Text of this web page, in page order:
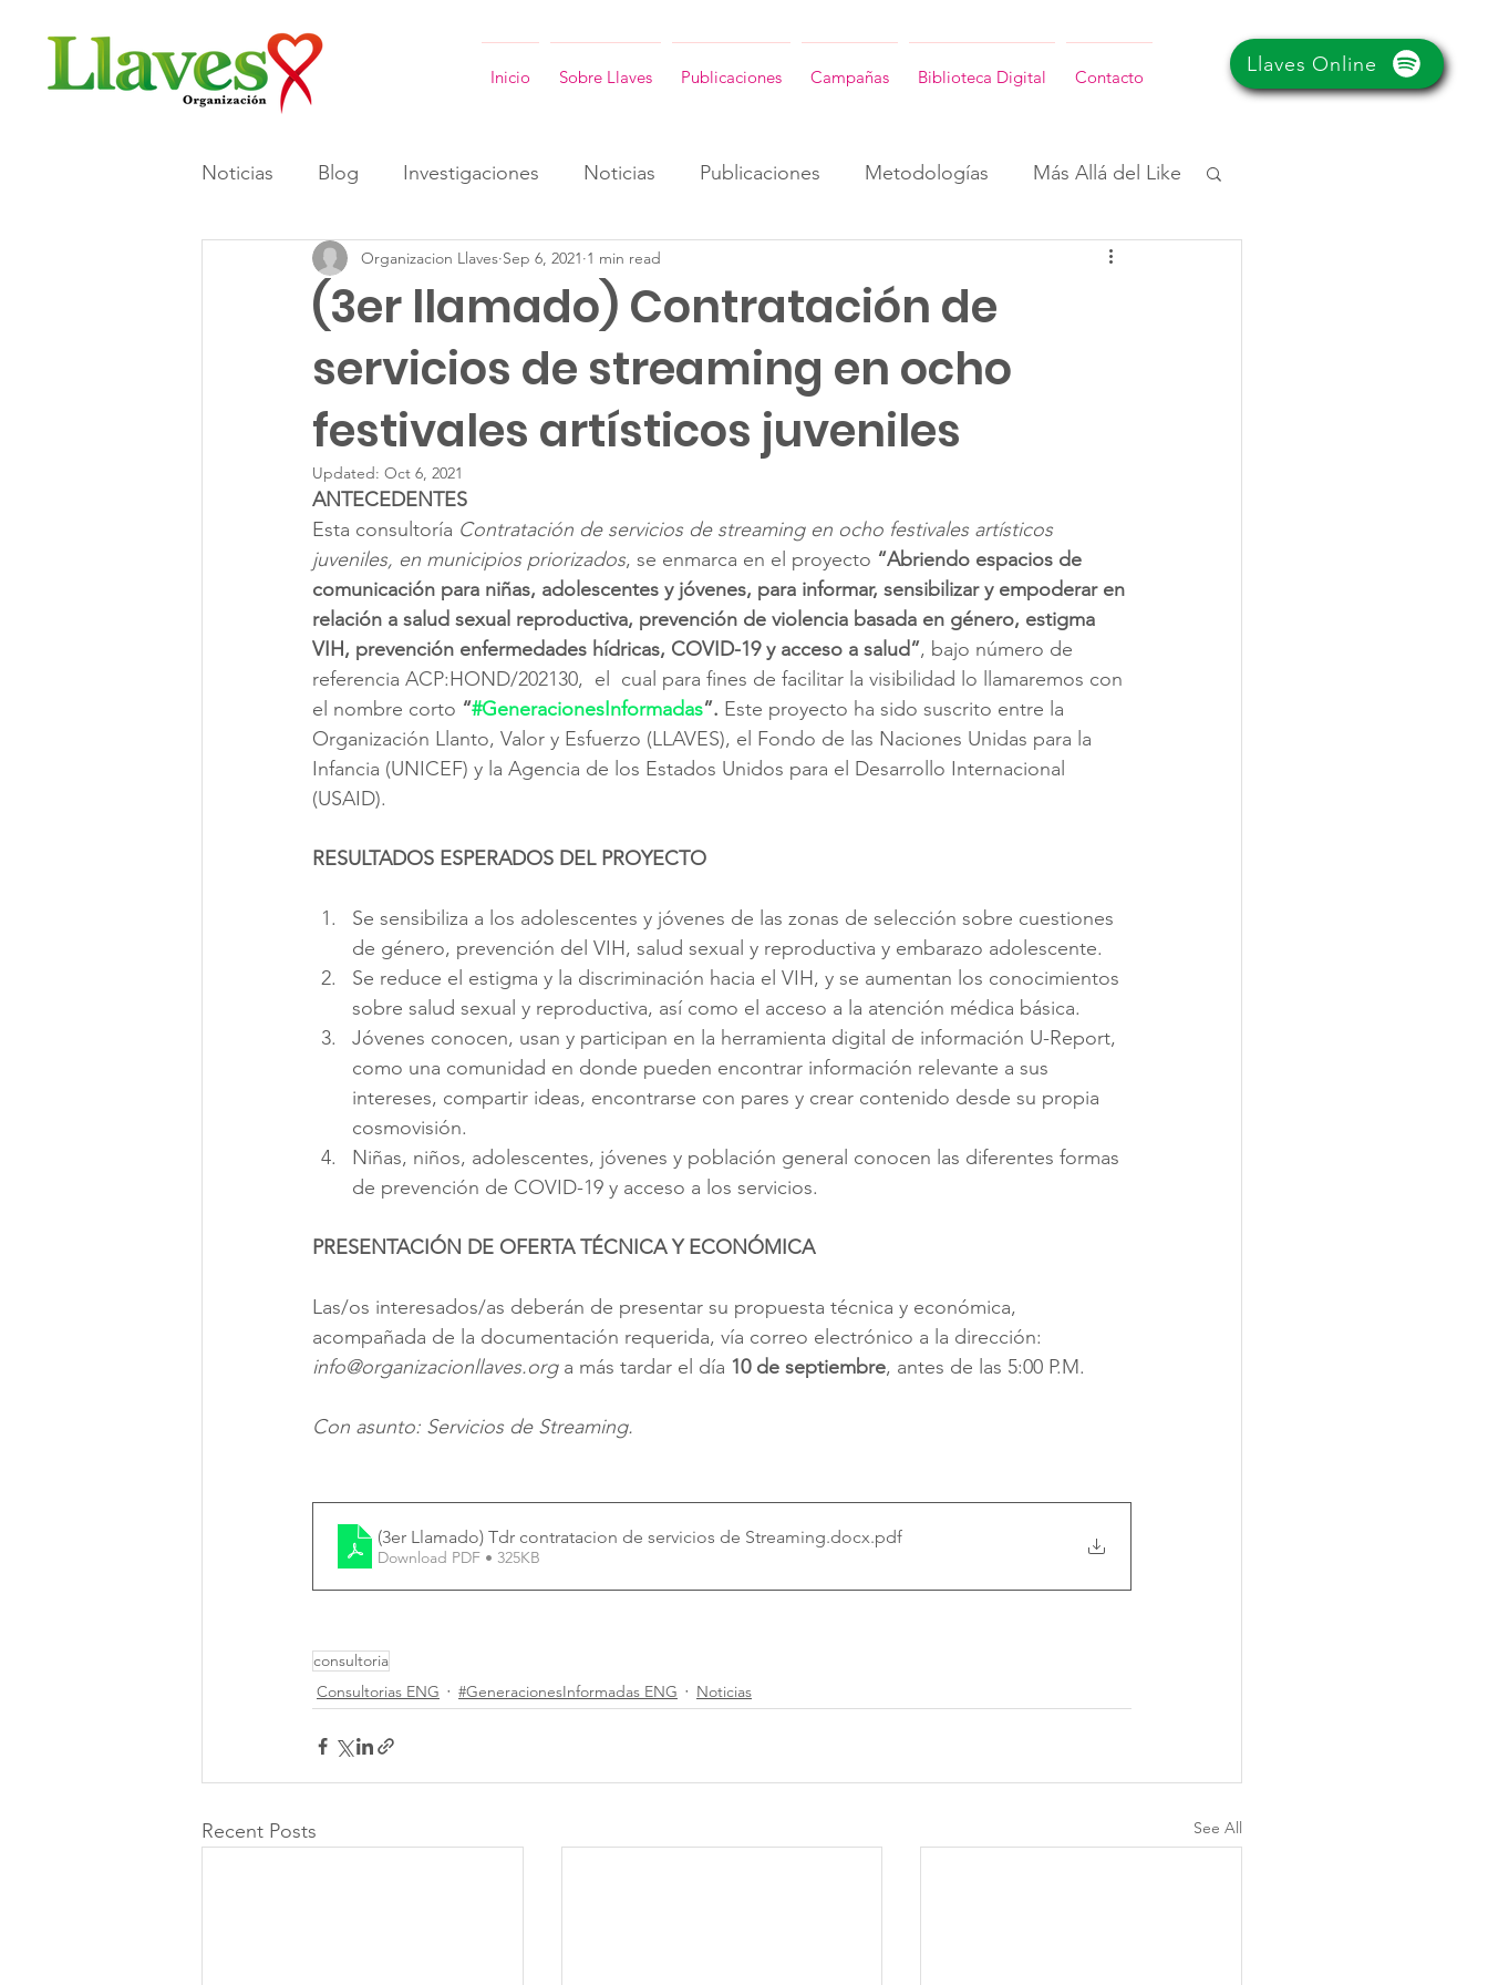
Inicio Sobre Llaves Publicaciones Campañas Biblioteca Digital Contacto
Llaves Online
Noticias Blog Investigaciones Noticias Publicaciones Metodologías Más Allá del Like
#GeneracionesInformadas ENG Consultorias ENG
(3er llamado) Contratación de
servicios de streaming en ocho
festivales artísticos juveniles
Organizacion Llaves Sep 6, 2021 1 min read
Updated: Oct 6, 2021
ANTECEDENTES
Esta consultoría Contratación de servicios de streaming en ocho festivales artísticos
juveniles, en municipios priorizados, se enmarca en el proyecto “Abriendo espacios de
comunicación para niñas, adolescentes y jóvenes, para informar, sensibilizar y empoderar en
relación a salud sexual reproductiva, prevención de violencia basada en género, estigma
VIH, prevención enfermedades hídricas, COVID-19 y acceso a salud”, bajo número de
referencia ACP:HOND/202130,  el  cual para fines de facilitar la visibilidad lo llamaremos con
el nombre corto “#GeneracionesInformadas”. Este proyecto ha sido suscrito entre la
Organización Llanto, Valor y Esfuerzo (LLAVES), el Fondo de las Naciones Unidas para la
Infancia (UNICEF) y la Agencia de los Estados Unidos para el Desarrollo Internacional
(USAID).
RESULTADOS ESPERADOS DEL PROYECTO
Se sensibiliza a los adolescentes y jóvenes de las zonas de selección sobre cuestiones
de género, prevención del VIH, salud sexual y reproductiva y embarazo adolescente.
Se reduce el estigma y la discriminación hacia el VIH, y se aumentan los conocimientos
sobre salud sexual y reproductiva, así como el acceso a la atención médica básica.
Jóvenes conocen, usan y participan en la herramienta digital de información U-Report,
como una comunidad en donde pueden encontrar información relevante a sus
intereses, compartir ideas, encontrarse con pares y crear contenido desde su propia
cosmovisión.
Niñas, niños, adolescentes, jóvenes y población general conocen las diferentes formas
de prevención de COVID-19 y acceso a los servicios.
PRESENTACIÓN DE OFERTA TÉCNICA Y ECONÓMICA
Las/os interesados/as deberán de presentar su propuesta técnica y económica,
acompañada de la documentación requerida, vía correo electrónico a la dirección:
info@organizacionllaves.org a más tardar el día 10 de septiembre, antes de las 5:00 P.M.
Con asunto: Servicios de Streaming.
(3er Llamado) Tdr contratacion de servicios de Streaming.docx.pdf
Download PDF • 325KB
consultoria
Consultorias ENG
#GeneracionesInformadas ENG Noticias
Recent Posts See All